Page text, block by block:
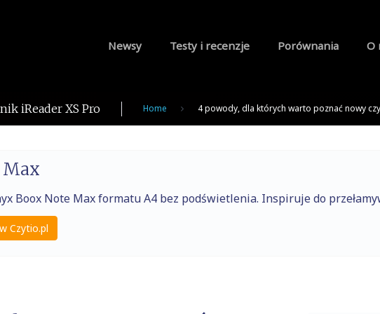
Newsy Testy i recenzje Porównania O
iReader XS Pro Home 4 powody, dla których warto poznać nowy
Boox Note Max formatu A4 bez podświetlenia. Inspiruje do
Czytio.pl